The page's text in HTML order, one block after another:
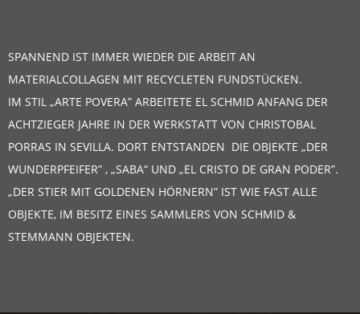
SPANNEND IST IMMER WIEDER DIE ARBEIT AN
MATERIALCOLLAGEN MIT RECYCLETEN FUNDSTÜCKEN.
IM STIL „ARTE POVERA” ARBEITETE EL SCHMID ANFANG DER
ACHTZIEGER JAHRE IN DER WERKSTATT VON CHRISTOBAL
PORRAS IN SEVILLA. DORT ENTSTANDEN DIE OBJEKTE „DER
WUNDERPFEIFER” , „SABA“ UND „EL CRISTO DE GRAN PODER”.
„DER STIER MIT GOLDENEN HÖRNERN” IST WIE FAST ALLE
OBJEKTE, IM BESITZ EINES SAMMLERS VON SCHMID &
STEMMANN OBJEKTEN.